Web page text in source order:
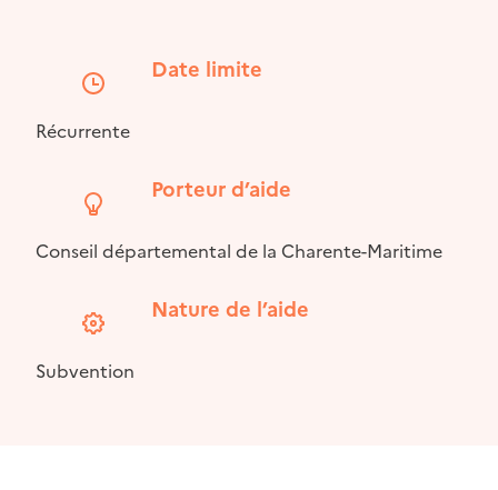
Date limite
Récurrente
Porteur d’aide
Conseil départemental de la Charente-Maritime
Nature de l’aide
Subvention